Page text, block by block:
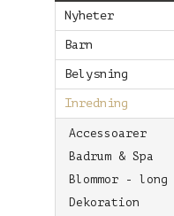
Nyheter
Barn
Belysning
Inredning
Accessoarer
Badrum & Spa
Blommor -
Dekoration